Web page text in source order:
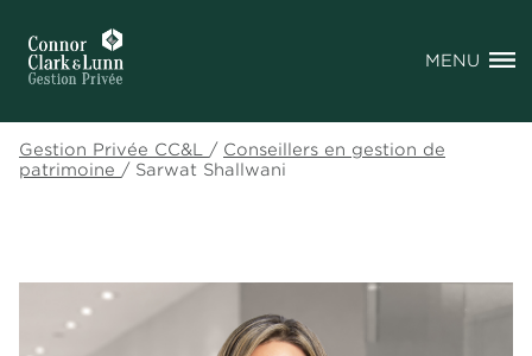
MENU
Gestion Privée CC&L / Conseillers en gestion de
patrimoine / Sarwat Shallwani